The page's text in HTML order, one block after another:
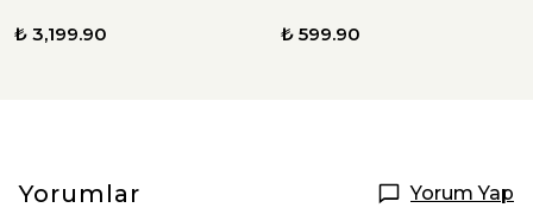
₺ 3,199.90 ₺ 599.90
Yorumlar Yorum Yap